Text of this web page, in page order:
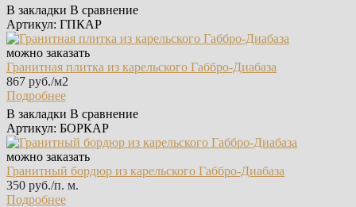
В закладки В сравнение
Артикул: ГПКАР
можно заказать
Гранитная плитка из карельского Габбро‑Диабаза
867 руб./м2
Подробнее
В закладки В сравнение
Артикул: БОРКАР
можно заказать
Гранитный бордюр из карельского Габбро‑Диабаза
350 руб./п. м.
Подробнее